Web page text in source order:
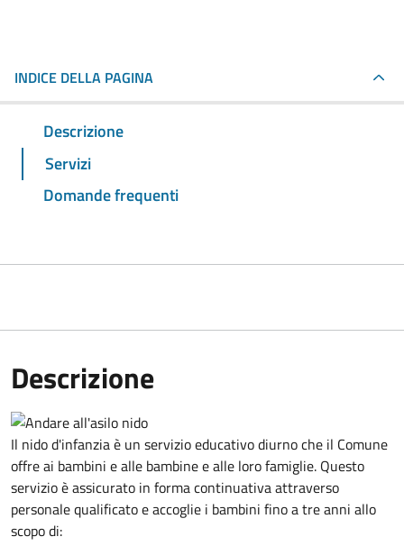
INDICE DELLA PAGINA
Descrizione
Servizi
Domande frequenti
Descrizione
Il nido d'infanzia è un servizio educativo diurno che il Comune
offre ai bambini e alle bambine e alle loro famiglie. Questo
servizio è assicurato in forma continuativa attraverso
personale qualificato e accoglie i bambini fino a tre anni allo
scopo di: